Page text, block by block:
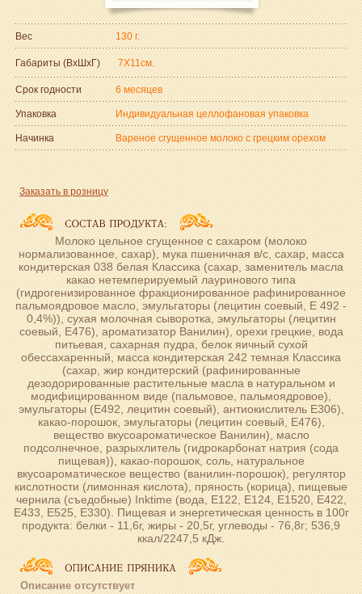
Вес 130 г.
Габариты (ВxШxГ) 7Х11см.
Срок годности 6 месяцев
Упаковка Индивидуальная целлофановая упаковка
Начинка Вареное сгущенное молоко с грецким орехом
Заказать в розницу
Молоко цельное сгущенное с сахаром (молоко
нормализованное, сахар), мука пшеничная в/с, сахар, масса
кондитерская 038 белая Классика (сахар, заменитель масла
какао нетемперируемый лауринового типа
(гидрогенизированное фракционированное рафинированное
пальмоядровое масло, эмульгаторы (лецитин соевый, Е 492 -
0,4%)), сухая молочная сыворотка, эмульгаторы (лецитин
соевый, Е476), ароматизатор Ванилин), орехи грецкие, вода
питьевая, сахарная пудра, белок яичный сухой
обессахаренный, масса кондитерская 242 темная Классика
(сахар, жир кондитерский (рафинированные
дезодорированные растительные масла в натуральном и
модифицированном виде (пальмовое, пальмоядровое),
эмульгаторы (Е492, лецитин соевый), антиокислитель Е306),
какао-порошок, эмульгаторы (лецитин соевый, Е476),
вещество вкусоароматическое Ванилин), масло
подсолнечное, разрыхлитель (гидрокарбонат натрия (сода
пищевая)), какао-порошок, соль, натуральное
вкусоароматическое вещество (ванилин-порошок), регулятор
кислотности (лимонная кислота), пряность (корица), пищевые
чернила (съедобные) Inktime (вода, Е122, Е124, Е1520, Е422,
Е433, Е525, Е330). Пищевая и энергетическая ценность в 100г
продукта: белки - 11,6г, жиры - 20,5г, углеводы - 76,8г; 536,9
ккал/2247,5 кДж.
Описание отсутствует